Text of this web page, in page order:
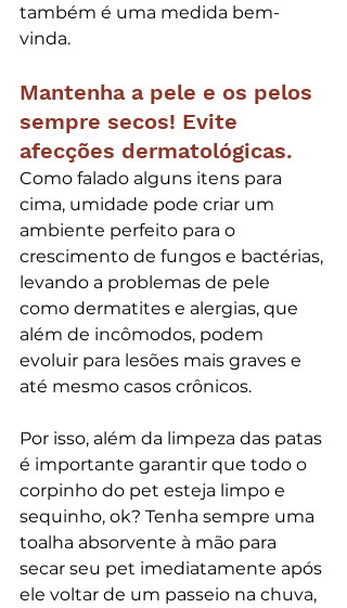
também é uma medida bem-
vinda.
Mantenha a pele e os pelos
sempre secos! Evite
afecções dermatológicas.
Como falado alguns itens para
cima, umidade pode criar um
ambiente perfeito para o
crescimento de fungos e bactérias,
levando a problemas de pele
como dermatites e alergias, que
além de incômodos, podem
evoluir para lesões mais graves e
até mesmo casos crônicos.
Por isso, além da limpeza das patas
é importante garantir que todo o
corpinho do pet esteja limpo e
sequinho, ok? Tenha sempre uma
toalha absorvente à mão para
secar seu pet imediatamente após
ele voltar de um passeio na chuva,